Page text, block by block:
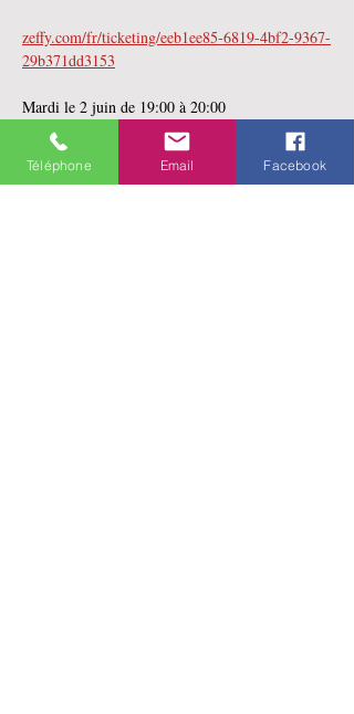
zeffy.com/fr/ticketing/eeb1ee85-6819-4bf2-9367-
29b371dd3153
Mardi le 2 juin de 19:00 à 20:00
En lire plus >
Téléphone Email Facebook